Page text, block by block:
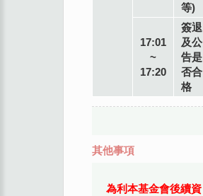
等)
17:01
~
17:20
簽退
及公
告是
否合
格
其他事項
為利本基金會後續資